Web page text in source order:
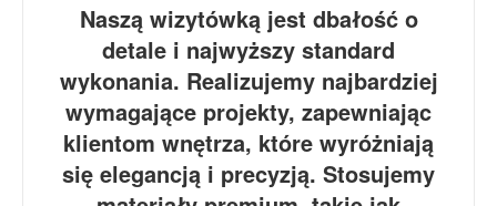
Naszą wizytówką jest dbałość o
detale i najwyższy standard
wykonania. Realizujemy najbardziej
wymagające projekty, zapewniając
klientom wnętrza, które wyróżniają
się elegancją i precyzją. Stosujemy